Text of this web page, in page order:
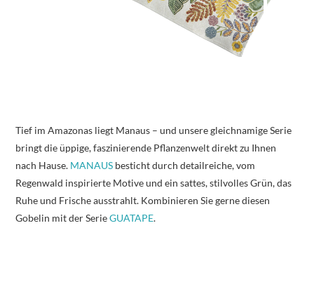
Tief im Amazonas liegt Manaus – und unsere gleichnamige Serie
bringt die üppige, faszinierende Pflanzenwelt direkt zu Ihnen
nach Hause. MANAUS besticht durch detailreiche, vom
Regenwald inspirierte Motive und ein sattes, stilvolles Grün, das
Ruhe und Frische ausstrahlt. Kombinieren Sie gerne diesen
Gobelin mit der SerieGUATAPE.